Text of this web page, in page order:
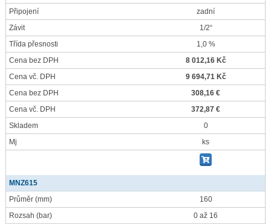
Připojení
zadní
Závit
1/2“
Třída přesnosti
1,0 %
Cena bez DPH
8 012,16 Kč
Cena vč. DPH
9 694,71 Kč
Cena bez DPH
308,16 €
Cena vč. DPH
372,87 €
Skladem
0
Mj
ks
MNZ615
Průměr (mm)
160
Rozsah (bar)
0 až 16